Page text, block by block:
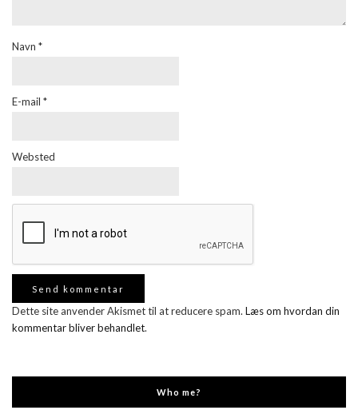
Navn *
E-mail *
Websted
Dette site anvender Akismet til at reducere spam. Læs om hvordan din
kommentar bliver behandlet.
Who me?